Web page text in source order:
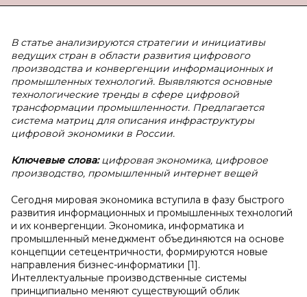
В статье анализируются стратегии и инициативы
ведущих стран в области развития цифрового
производства и конвергенции информационных и
промышленных технологий. Выявляются основные
технологические тренды в сфере цифровой
трансформации промышленности. Предлагается
система матриц для описания инфраструктуры
цифровой экономики в России.
Ключевые слова:цифровая экономика, цифровое
производство, промышленный интернет вещей
Сегодня мировая экономика вступила в фазу быстрого
развития информационных и промышленных технологий
и их конвергенции. Экономика, информатика и
промышленный менеджмент объединяются на основе
концепции сетецентричности, формируются новые
направления бизнес-информатики [1].
Интеллектуальные производственные системы
принципиально меняют существующий облик